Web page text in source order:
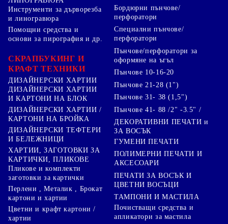
Инструменти за дърворезба
и линогравюра
Помощни средства и
основи за пирография и др.
СКРАПБУКИНГ И
КРАФТ ТЕХНИКИ
ДИЗАЙНЕРСКИ ХАРТИИ
ДИЗАЙНЕРСКИ ХАРТИИ
И КАРТОНИ НА БЛОК
ДИЗАЙНЕРСКИ ХАРТИИ /
КАРТОНИ НА БРОЙКА
ДИЗАЙНЕРСКИ ТЕФТЕРИ
И БЕЛЕЖНИЦИ
ХАРТИИ, ЗАГОТОВКИ ЗА
КАРТИЧКИ, ПЛИКОВЕ
Пликове и комплекти
заготовки за картички
Перлени , Металик , Брокат
картони и хартии
Цветни и крафт картони /
хартии
Бордюрни пънчове/
перфоратори
Специални пънчове/
перфоратори
Пънчове/перфоратори за
оформяне на ъгъл
Пънчове 10-16-20
Пънчове 21-28 (1")
Пънчове 31- 38 (1,5")
Пънчове 41- 88 /2" -3.5" /
ДЕКОРАТИВНИ ПЕЧАТИ и
ЗА ВОСЪК
ГУМЕНИ ПЕЧАТИ
ПОЛИМЕРНИ ПЕЧАТИ И
АКСЕСОАРИ
ПЕЧАТИ ЗА ВОСЪК И
ЦВЕТНИ ВОСЪЦИ
ТАМПОНИ И МАСТИЛА
Почистващи средства и
апликатори за мастила